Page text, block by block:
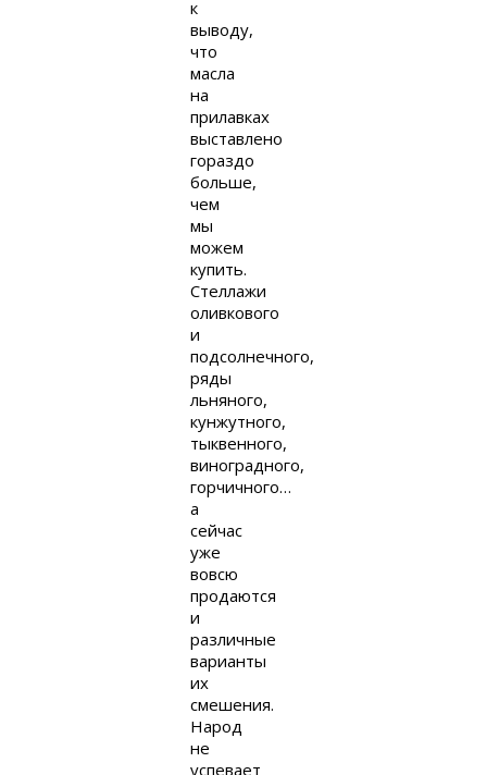
к
выводу,
что
масла
на
прилавках
выставлено
гораздо
больше,
чем
мы
можем
купить.
Стеллажи
оливкового
и
подсолнечного,
ряды
льняного,
кунжутного,
тыквенного,
виноградного,
горчичного…
а
сейчас
уже
вовсю
продаются
и
различные
варианты
их
смешения.
Народ
не
успевает